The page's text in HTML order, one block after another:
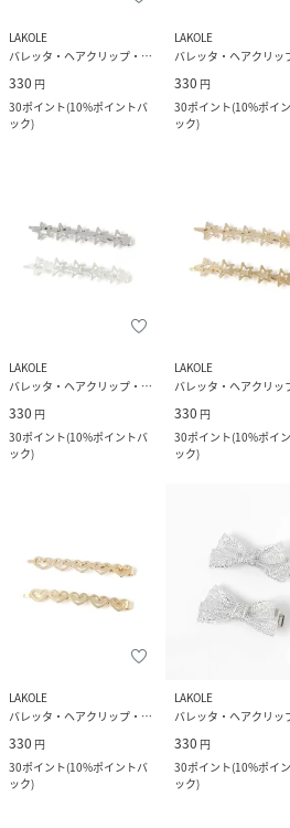
LAKOLE
バレッタ・ヘアクリップ・ヘアピン
330 円
30ポイント(10%ポイントバ
ック)
LAKOLE
330 円
30ポイント(10%ポイ
ック)
LAKOLE
バレッタ・ヘアクリップ・ヘアピン
330 円
30ポイント(10%ポイントバ
ック)
LAKOLE
330 円
30ポイント(10%ポイ
ック)
LAKOLE
バレッタ・ヘアクリップ・ヘアピン
330 円
30ポイント(10%ポイントバ
ック)
LAKOLE
330 円
30ポイント(10%ポイ
ック)